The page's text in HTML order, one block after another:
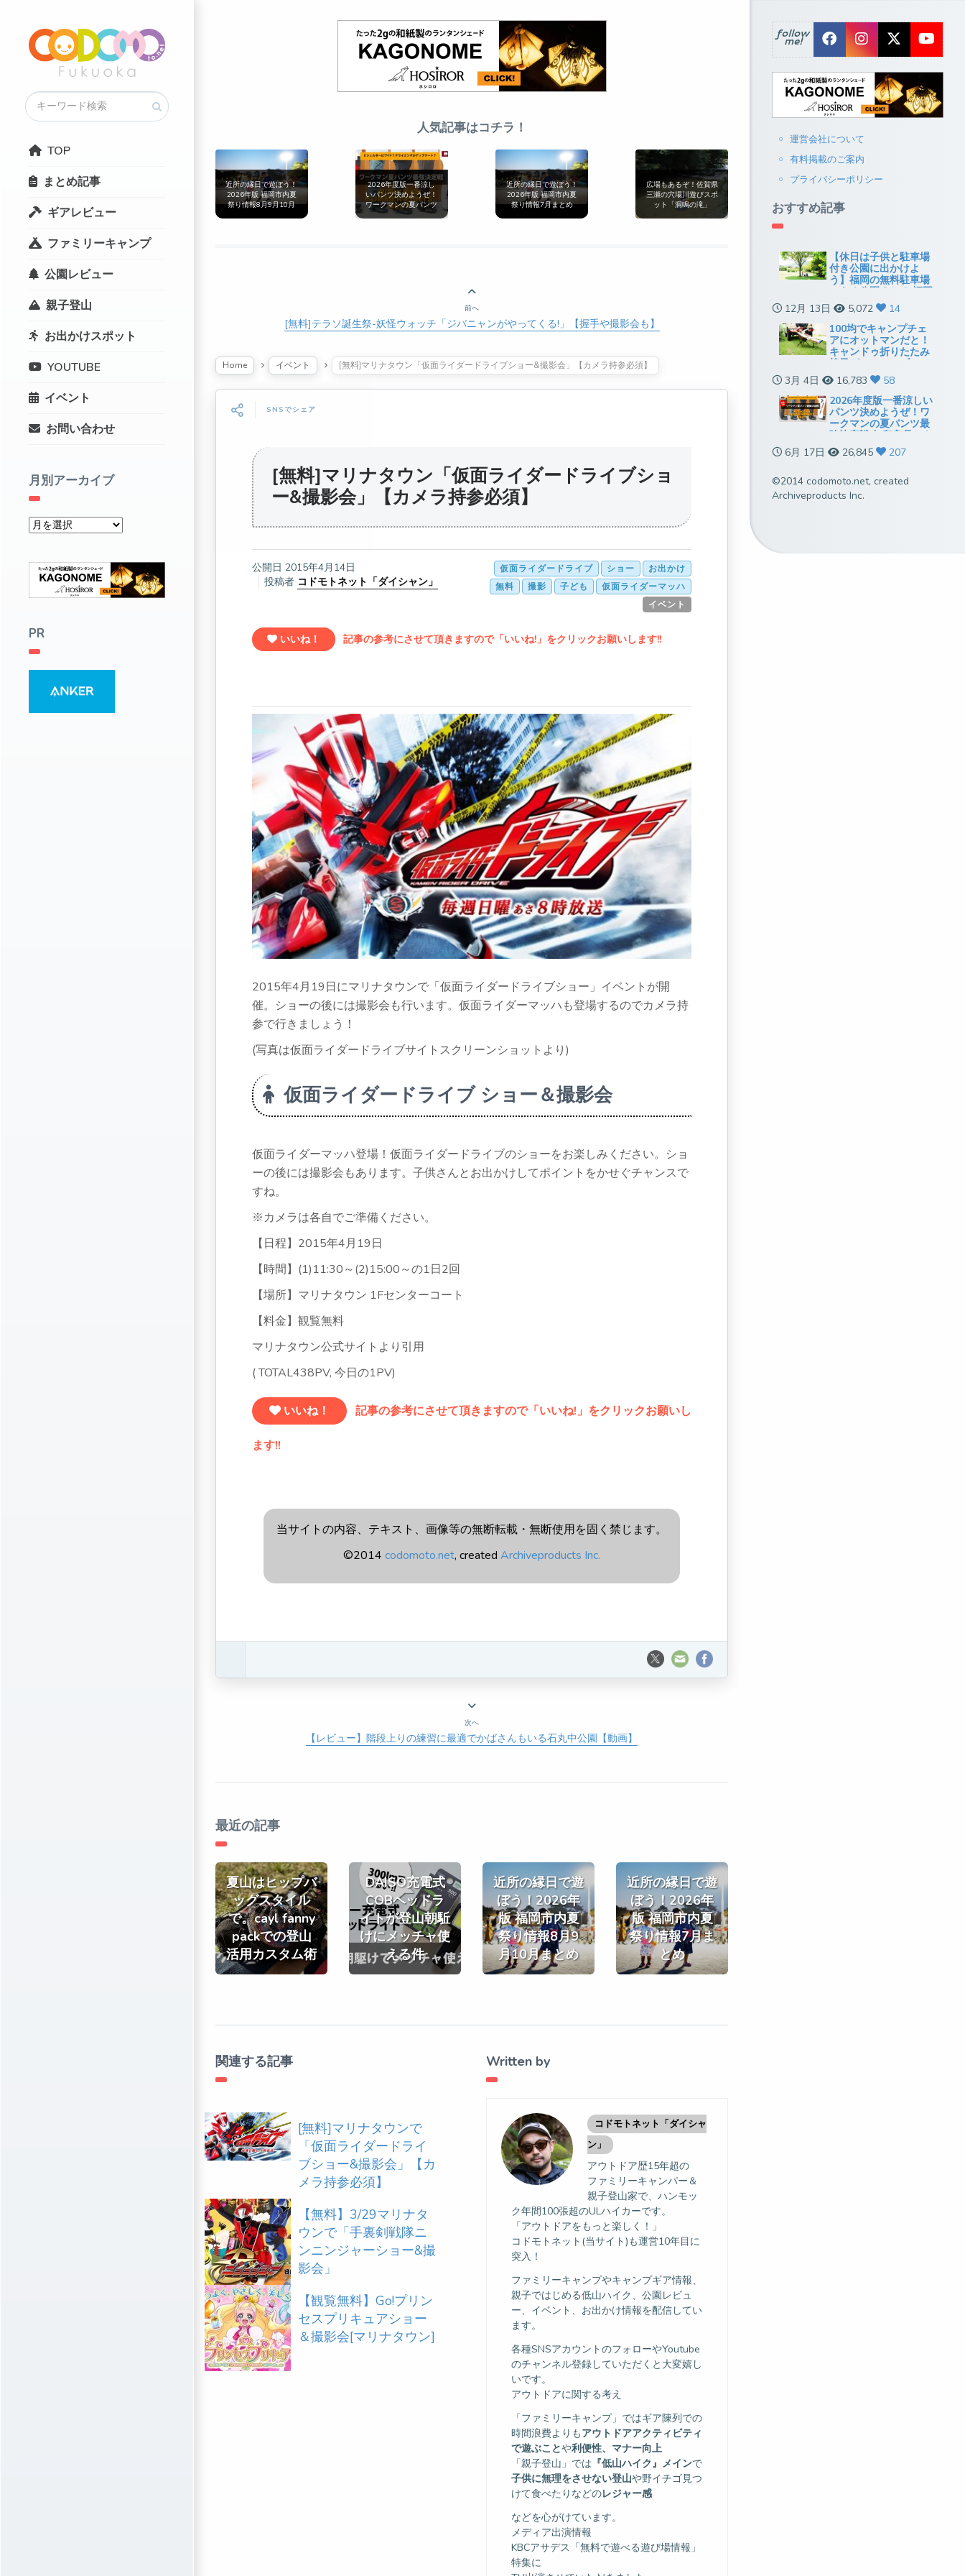
TOP
まとめ記事
ギアレビュー
ファミリーキャンプ
公園レビュー
親子登山
お出かけスポット
YOUTUBE
イベント
お問い合わせ
月別アーカイブ
PR
人気記事はコチラ！
近所の縁日で遊ぼう！
2026年版 福岡市内夏
祭り情報8月9月10月
2026年度版一番涼し
いパンツ決めようぜ！
ワークマンの夏パンツ
最強決定戦[無印良品
近所の縁日で遊ぼう！
2026年版 福岡市内夏
祭り情報7月まとめ
広場もあるぞ！佐賀県
三瀬の穴場川遊びスポ
ット「洞鳴の滝」
前へ
[無料]テラソ誕生祭-妖怪ウォッチ「ジバニャンがやってくる!」【握手や撮影会も】
Home イベント [無料]マリナタウン「仮面ライダードライブショー&撮影会」【カメラ持参必須】
SNSでシェア
[無料]マリナタウン「仮面ライダードライブショ
ー&撮影会」【カメラ持参必須】
公開日 2015年4月14日
投稿者 コドモトネット「ダイシャン」
お出かけ
ショー
仮面ライダードライブ
仮面ライダーマッハ
子ども
撮影
無料
イベント
いいね！ 記事の参考にさせて頂きますので「いいね!」をクリックお願いします!!
2015年4月19日にマリナタウンで「仮面ライダードライブショー」イベントが開
催。ショーの後には撮影会も行います。仮面ライダーマッハも登場するのでカメラ持
参で行きましょう！
(写真は仮面ライダードライブサイトスクリーンショットより)
仮面ライダードライブ ショー＆撮影会
仮面ライダーマッハ登場！仮面ライダードライブのショーをお楽しみください。ショ
ーの後には撮影会もあります。子供さんとお出かけしてポイントをかせぐチャンスで
すね。
※カメラは各自でご準備ください。
【日程】2015年4月19日
【時間】(1)11:30～(2)15:00～の1日2回
【場所】マリナタウン 1Fセンターコート
【料金】観覧無料
マリナタウン公式サイトより引用
( TOTAL438PV, 今日の1PV)
いいね！ 記事の参考にさせて頂きますので「いいね!」をクリックお願いし
ます!!
当サイトの内容、テキスト、画像等の無断転載・無断使用を固く禁じます。
©2014 codomoto.net, created Archiveproducts Inc.
次へ
【レビュー】階段上りの練習に最適でかばさんもいる石丸中公園【動画】
最近の記事
夏山はヒップバ
ッグスタイル
で。cayl fanny
packでの登山
活用カスタム術
DAISO充電式
COBヘッドラ
イトが登山朝駈
けにメッチャ使
える件
近所の縁日で遊
ぼう！2026年
版 福岡市内夏
祭り情報8月9
月10月まとめ
近所の縁日で遊
ぼう！2026年
版 福岡市内夏
祭り情報7月ま
とめ
関連する記事
[無料]マリナタウンで
「仮面ライダードライ
ブショー&撮影会」【カ
メラ持参必須】
【無料】3/29マリナタ
ウンで「手裏剣戦隊ニ
ンニンジャーショー&撮
影会」
【観覧無料】Go!プリン
セスプリキュアショー
＆撮影会[マリナタウン]
Written by
コドモトネット「ダイシャ
ン」
アウトドア歴15年超の
ファミリーキャンパー＆
親子登山家で、ハンモッ
ク年間100張超のULハイカーです。
「アウトドアをもっと楽しく！」
コドモトネット(当サイト)も運営10年目に
突入！
ファミリーキャンプやキャンプギア情報、
親子ではじめる低山ハイク、公園レビュ
ー、イベント、お出かけ情報を配信してい
ます。
各種SNSアカウントのフォローやYoutube
のチャンネル登録していただくと大変嬉し
いです。
アウトドアに関する考え
「ファミリーキャンプ」ではギア陳列での
時間浪費よりもアウトドアアクティビティ
で遊ぶことや利便性、マナー向上
「親子登山」では 『低山ハイク』メインで
子供に無理をさせない登山や野イチゴ見つ
けて食べたりなどのレジャー感
などを心がけています。
メディア出演情報
KBCアサデス「無料で遊べる遊び場情報」
特集に
follow
me!
運営会社について
有料掲載のご案内
プライバシーポリシー
おすすめ記事
【休日は子供と駐車場
付き公園に出かけよ
う】福岡の無料駐車場
のある公園まとめ[福岡
市以外]
12月 13日 5,072
14
100均でキャンプチェ
アにオットマンだと！
キャンドゥ折りたたみ
椅子がミニテーブルに
も使えていい感じ
3月 4日 16,783
58
2026年度版一番涼しい
パンツ決めようぜ！ワ
ークマンの夏パンツ最
強決定戦[無印良品とも
比較]
6月 17日 26,845 207
©2014 codomoto.net, created
Archiveproducts Inc.